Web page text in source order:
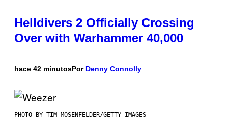
Helldivers 2 Officially Crossing
Over with Warhammer 40,000
hace 42 minutosPor Denny Connolly
PHOTO BY TIM MOSENFELDER/GETTY IMAGES